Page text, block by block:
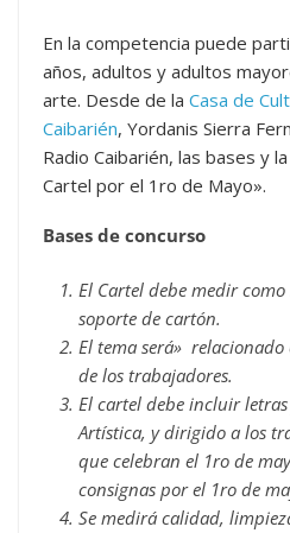
En la competencia puede
años, adultos y adultos
arte. Desde de la Casa de
Caibarién, Yordanis Sierra
Radio Caibarién, las bases y la
Cartel por el 1ro de Mayo».
Bases de concurso
El Cartel debe medir
soporte de cartón.
El tema será»
de los trabajadores.
El cartel debe incluir
Artística, y dirigido a los
que celebran el 1ro de
consignas por el 1ro de
Se medirá calidad,